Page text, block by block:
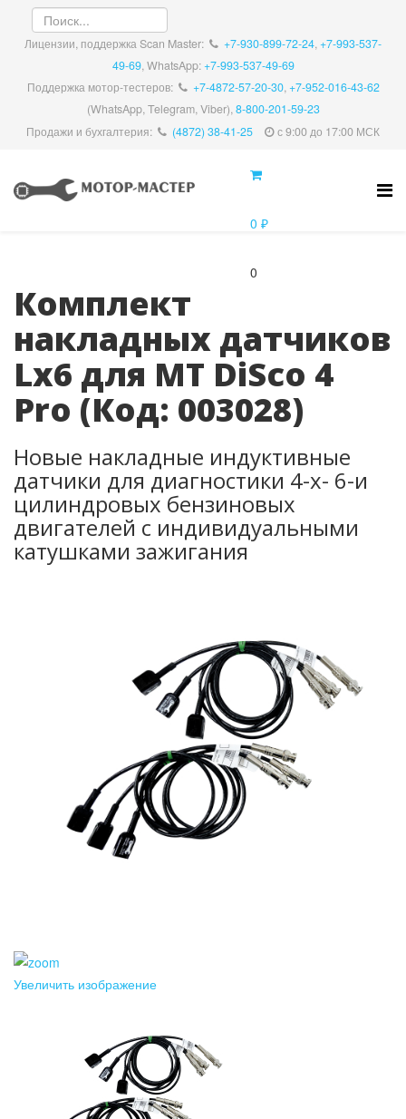
Лицензии, поддержка Scan Master: +7-930-899-72-24,+7-993-537-
49-69, WhatsApp:+7-993-537-49-69
Поддержка мотор-тестеров:
+7-4872-57-20-30,+7-952-016-43-62
(WhatsApp, Telegram, Viber),8-800-201-59-23
Продажи и бухгалтерия:
(4872) 38-41-25 с 9:00 до 17:00 МСК
0 ₽
0
Комплект
накладных датчиков
Lx6 для MT DiSco 4
Pro (Код: 003028)
Новые накладные индуктивные
датчики для диагностики 4-х- 6-и
цилиндровых бензиновых
двигателей с индивидуальными
катушками зажигания
Увеличить изображение